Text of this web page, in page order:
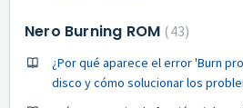
Nero Burning ROM 43
¿Por qué aparece el error 'Burn
disco y cómo solucionar los